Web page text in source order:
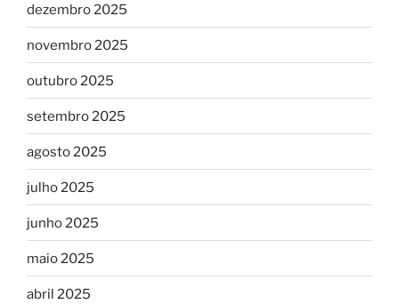
dezembro 2025
novembro 2025
outubro 2025
setembro 2025
agosto 2025
julho 2025
junho 2025
maio 2025
abril 2025